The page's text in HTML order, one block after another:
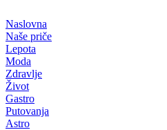
на
садржај
Naslovna
Naše priče
Lepota
Moda
Zdravlje
Život
Gastro
Putovanja
Astro